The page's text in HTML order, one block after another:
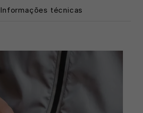
Informações técnicas